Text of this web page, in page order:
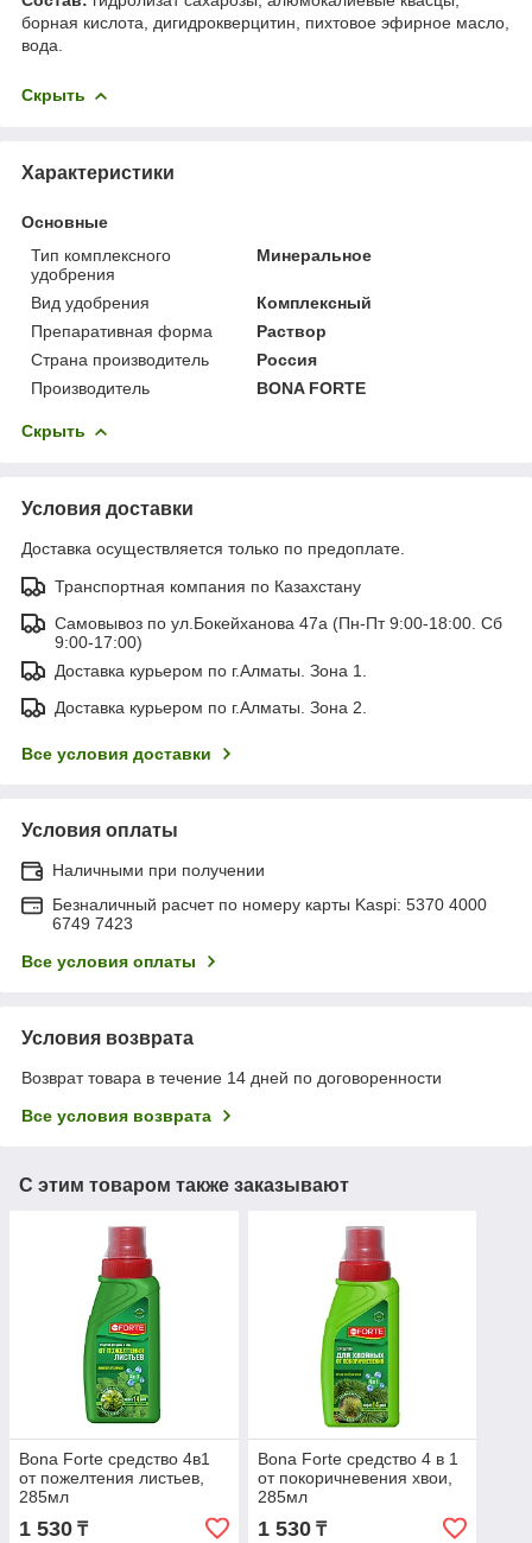
борная кислота, дигидрокверцитин, пихтовое эфирное масло,
вода.
Скрыть
Характеристики
Основные
Тип комплексного
удобрения
Минеральное
Вид удобрения
Комплексный
Препаративная форма
Раствор
Страна производитель
Россия
Производитель
BONA FORTE
Скрыть
Условия доставки
Доставка осуществляется только по предоплате.
Транспортная компания по Казахстану
Самовывоз по ул.Бокейханова 47а (Пн-Пт 9:00-18:00. Сб
9:00-17:00)
Доставка курьером по г.Алматы. Зона 1.
Доставка курьером по г.Алматы. Зона 2.
Все условия доставки
Условия оплаты
Наличными при получении
Безналичный расчет по номеру карты Kaspi: 5370 4000
6749 7423
Все условия оплаты
Условия возврата
Возврат товара в течение 14 дней по договоренности
Все условия возврата
С этим товаром также заказывают
Bona Forte средство 4в1
от пожелтения листьев,
285мл
1 530 ₸
Bona Forte средство 4 в 1
от покоричневения хвои,
285мл
1 530₸